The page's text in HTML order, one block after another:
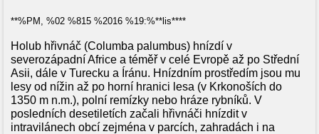
**%PM, %02 %815 %2016 %19:%**lis****
Holub hřivnáč (Columba palumbus) hnízdí v
severozápadní Africe a téměř v celé Evropě až po Střední
Asii, dále v Turecku a Íránu. Hnízdním prostředím jsou mu
lesy od nížin až po horní hranici lesa (v Krkonoších do
1350 m n.m.), polní remízky nebo hráze rybníků. V
posledních desetiletích začali hřivnáči hnízdit v
intravilánech obcí zejména v parcích, zahradách i na